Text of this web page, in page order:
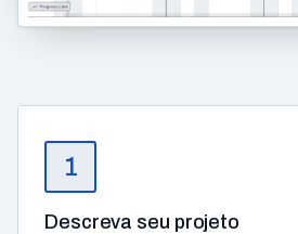
1
Descreva seu projeto